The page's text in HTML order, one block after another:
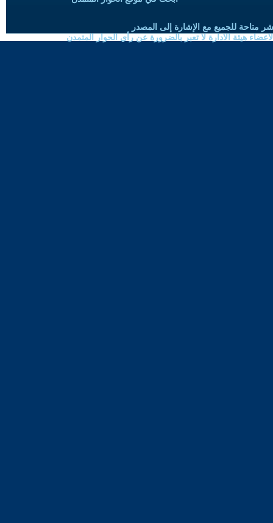
متاحة للجميع مع الإشارة إلى المصدر
هيئة الادارة لا تعبر بالضرورة عن رأي الحوار المتمدن